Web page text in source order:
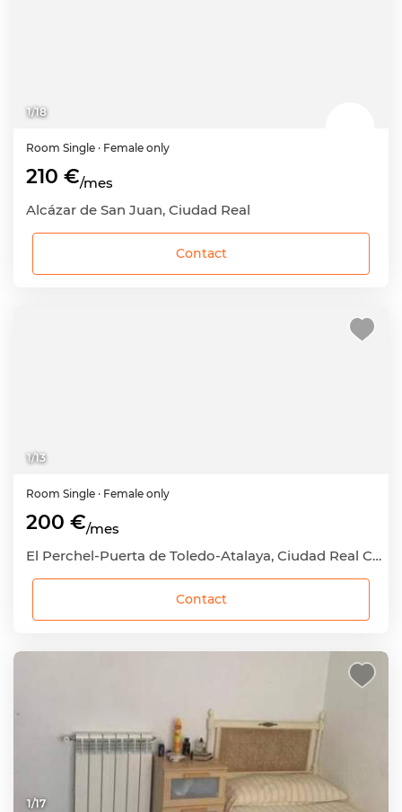
1/18
Room Single · Female only
210 €/mes
Alcázar de San Juan, Ciudad Real
Contact
1/13
Room Single · Female only
200 €/mes
El Perchel-Puerta de Toledo-Atalaya, Ciudad Real Capital, Ciudad Real
Contact
1/17